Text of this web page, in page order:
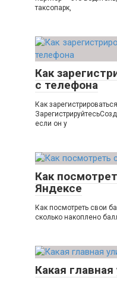
таксопарк,
Как
с телефона
Как
если он у
Как
Яндексе
Как посмотреть свои
сколько накоплено
Какая